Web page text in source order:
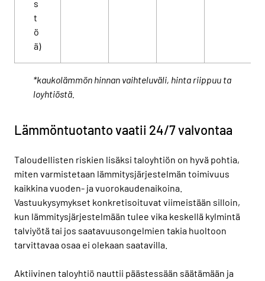
s
t
ö
ä)
*kaukolämmön hinnan vaihteluväli, hinta riippuu ta
loyhtiöstä.
Lämmöntuotanto vaatii 24/7 valvontaa
Taloudellisten riskien lisäksi taloyhtiön on hyvä pohtia,
miten varmistetaan lämmitysjärjestelmän toimivuus
kaikkina vuoden- ja vuorokaudenaikoina.
Vastuukysymykset konkretisoituvat viimeistään silloin,
kun lämmitysjärjestelmään tulee vika keskellä kylmintä
talviyötä tai jos saatavuusongelmien takia huoltoon
tarvittavaa osaa ei olekaan saatavilla.
Aktiivinen taloyhtiö nauttii päästessään säätämään ja